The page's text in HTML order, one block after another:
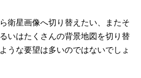
衛星画像へ切り替えたい、またそ
いはたくさんの背景地図を切り替
うな要望は多いのではないでしょ